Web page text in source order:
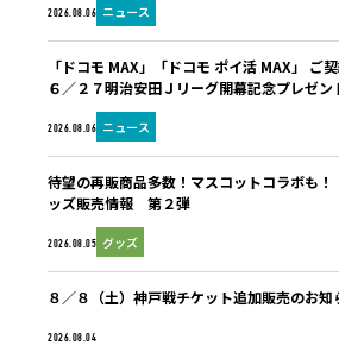
2026.08.06 ニュース
2026.08.06 ニュース
「ドコモ MAX」「ドコモ ポイ活 MAX」 ご
６／２７明治安田Ｊリーグ開幕記念プレゼ
2026.08.05 グッズ
待望の再販商品多数！マスコットコラボも
ッズ販売情報 第２弾
2026.08.04
８／８（土）神戸戦チケット追加販売のお知